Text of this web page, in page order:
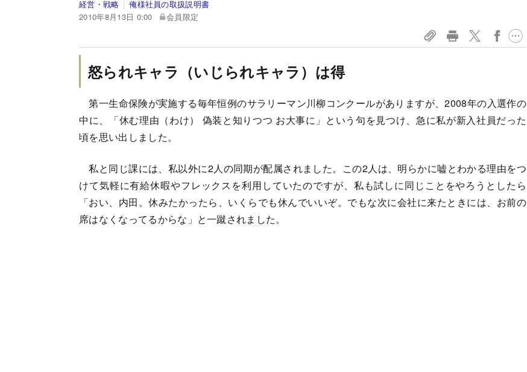
経営・戦略
俺様社員の取扱説明書
2010年8月13日 0:00
会員限定
怒られキャラ（いじられキャラ）は得
第一生命保険が実施する毎年恒例のサラリーマン川柳コンクールがありますが、2008年の入選作の
中に、「休む理由（わけ） 偽装と知りつつ お大事に」という句を見つけ、急に私が新入社員だった
頃を思い出しました。
私と同じ課には、私以外に2人の同期が配属されました。この2人は、明らかに嘘とわかる理由をつ
けて気軽に有給休暇やフレックスを利用していたのですが、私も試しに同じことをやろうとしたら
「おい、内田。休みたかったら、いくらでも休んでいいぞ。でもな次に会社に来たときには、お前の
席はなくなってるからな」と一蹴されました。